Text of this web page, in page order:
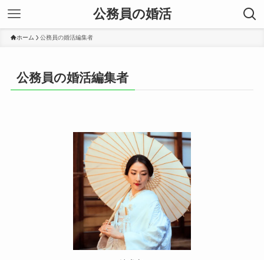
公務員の婚活
ホーム 公務員の婚活編集者
公務員の婚活編集者